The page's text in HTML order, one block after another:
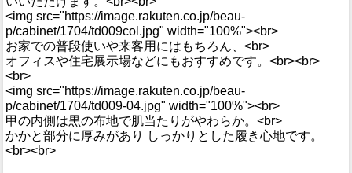
<img src="https://image.rakuten.co.jp/beau-
p/cabinet/1704/td009col.jpg" width="100%"><br>
お家での普段使いや来客用にはもちろん、<br>
オフィスや住宅展示場などにもおすすめです。<br><br>
<br>
<img src="https://image.rakuten.co.jp/beau-
p/cabinet/1704/td009-04.jpg" width="100%"><br>
甲の内側は黒の布地で肌当たりがやわらか。<br>
かかと部分に厚みがあり しっかりとした履き心地です。
<br><br>